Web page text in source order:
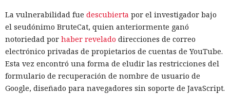
La vulnerabilidad fue descubierta por el investigador bajo
el seudónimo BruteCat, quien anteriormente ganó
notoriedad por haber revelado direcciones de correo
electrónico privadas de propietarios de cuentas de YouTube.
Esta vez encontró una forma de eludir las restricciones del
formulario de recuperación de nombre de usuario de
Google, diseñado para navegadores sin soporte de JavaScript.